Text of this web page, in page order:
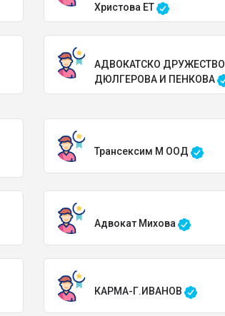
Христова ЕТ
АДВОКАТСКО ДРУЖЕСТВО
ДЮЛГЕРОВА И ПЕНКОВА
Трансексим М ООД
Адвокат Михова
КАРМА-Г.ИВАНОВ